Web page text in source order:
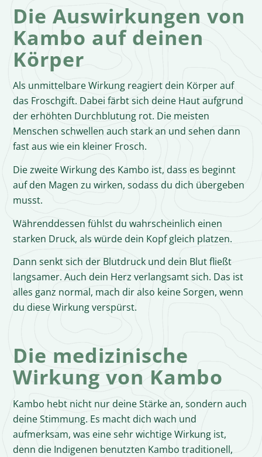
Die Auswirkungen von
Kambo auf deinen
Körper
Als unmittelbare Wirkung reagiert dein Körper auf
das Froschgift. Dabei färbt sich deine Haut aufgrund
der erhöhten Durchblutung rot. Die meisten
Menschen schwellen auch stark an und sehen dann
fast aus wie ein kleiner Frosch.
Die zweite Wirkung des Kambo ist, dass es beginnt
auf den Magen zu wirken, sodass du dich übergeben
musst.
Währenddessen fühlst du wahrscheinlich einen
starken Druck, als würde dein Kopf gleich platzen.
Dann senkt sich der Blutdruck und dein Blut fließt
langsamer. Auch dein Herz verlangsamt sich. Das ist
alles ganz normal, mach dir also keine Sorgen, wenn
du diese Wirkung verspürst.
Die medizinische
Wirkung von Kambo
Kambo hebt nicht nur deine Stärke an, sondern auch
deine Stimmung. Es macht dich wach und
aufmerksam, was eine sehr wichtige Wirkung ist,
denn die Indigenen benutzten Kambo traditionell,